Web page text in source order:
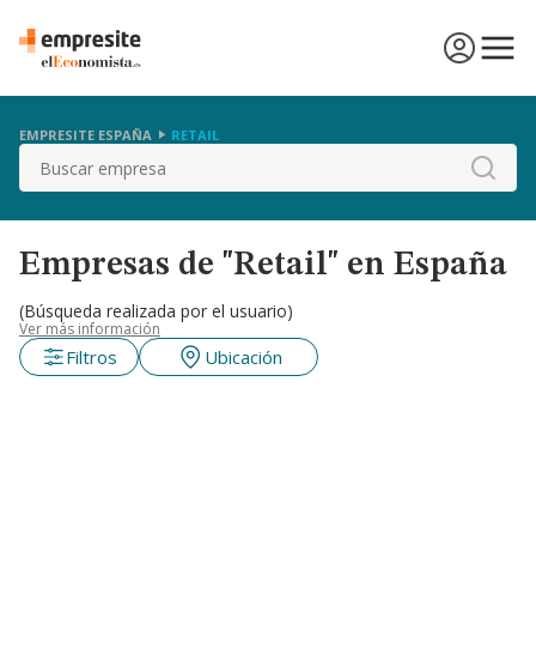
EMPRESITE ESPAÑA RETAIL
Buscar
Empresas de "Retail" en España
(Búsqueda realizada por el usuario)
Ver más información
Filtros Ubicación